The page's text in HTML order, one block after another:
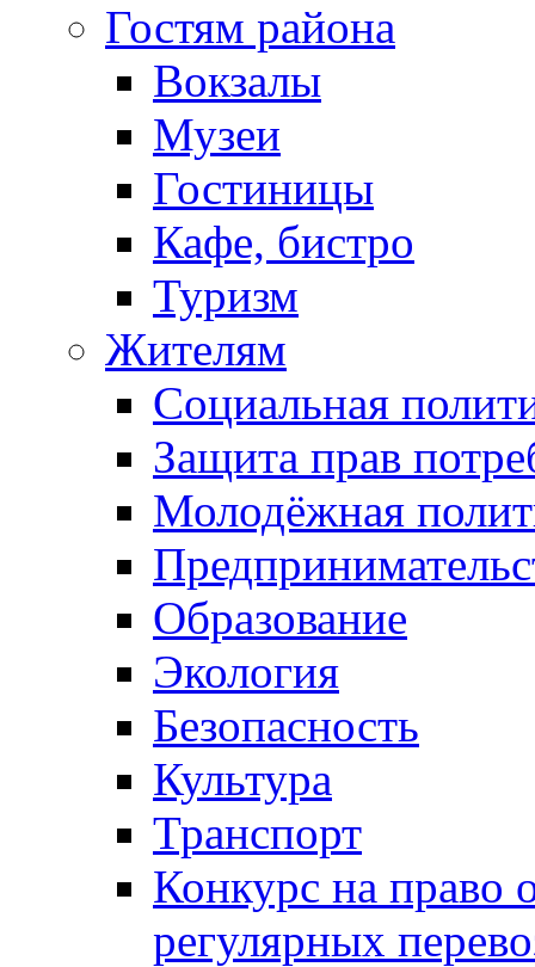
Гостям района
Вокзалы
Музеи
Гостиницы
Кафе, бистро
Туризм
Жителям
Социальная
Защита прав
Молодёжная
Образование
Экология
Безопасность
Культура
Транспорт
Конкурс на право
регулярных